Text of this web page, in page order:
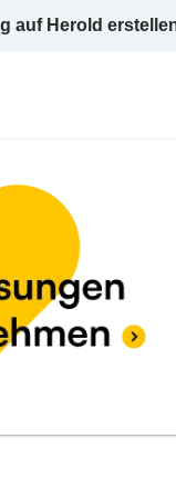
auf Herold
Kufstein